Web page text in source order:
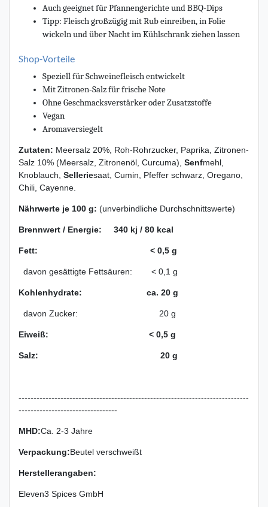
Auch geeignet für Pfannengerichte und BBQ-Dips
Tipp: Fleisch großzügig mit Rub einreiben, in Folie
wickeln und über Nacht im Kühlschrank ziehen lassen
Shop-Vorteile
Speziell für Schweinefleisch entwickelt
Mit Zitronen-Salz für frische Note
Ohne Geschmacksverstärker oder Zusatzstoffe
Vegan
Aromaversiegelt
Zutaten: Meersalz 20%, Roh-Rohrzucker, Paprika, Zitronen-
Salz 10% (Meersalz, Zitronenöl, Curcuma), Senfmehl,
Knoblauch, Selleriesaat, Cumin, Pfeffer schwarz, Oregano,
Chili, Cayenne.
Nährwerte je 100 g: (unverbindliche Durchschnittswerte)
Brennwert / Energie: 340 kj / 80 kcal
Fett: < 0,5 g
davon gesättigte Fettsäuren: < 0,1 g
Kohlenhydrate: ca. 20 g
davon Zucker: 20 g
Eiweiß: < 0,5 g
Salz: 20 g
-----------------------------------------------------------------------------
---------------------------------
MHD:Ca. 2-3 Jahre
Verpackung:Beutel verschweißt
Herstellerangaben:
Eleven3 Spices GmbH